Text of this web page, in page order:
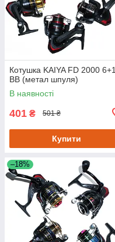
Котушка KAIYA FD 2000 6+1
BB (метал шпуля)
В наявності
401 ₴ 501 ₴
Купити
–18%